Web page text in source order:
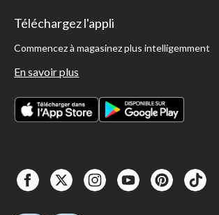
Téléchargez l'appli
Commencez à magasinez plus intelligemment
En savoir plus